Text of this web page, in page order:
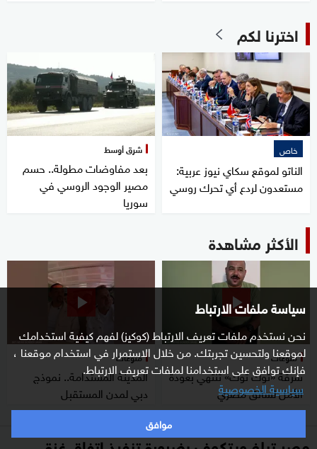
سياسة ملفات الارتباط
نحن نستخدم ملفات تعريف الارتباط (كوكيز) لفهم كيفية استخدامك
لموقعنا ولتحسين تجربتك. من خلال الاستمرار في استخدام موقعنا ،
فإنك توافق على استخدامنا لملفات تعريف الارتباط.
سياسية الخصوصية
موافق
اخترنا لكم
خاص
الناتو لموقع سكاي نيوز عربية:
مستعدون لردع أي تحرك روسي
شرق أوسط
بعد مفاوضات مطولة.. حسم
مصير الوجود الروسي في
سوريا
الأكثر مشاهدة
منوعات
سرقة «توك توك» تنتهي بعودة
الأمل لسائق مصري
منوعات
المدينة المستدامة.. نموذج
دبي لمدن المستقبل